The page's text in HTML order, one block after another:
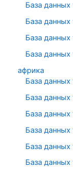
База данных
База
База
База
африка
База
База
База
База
База
База данных